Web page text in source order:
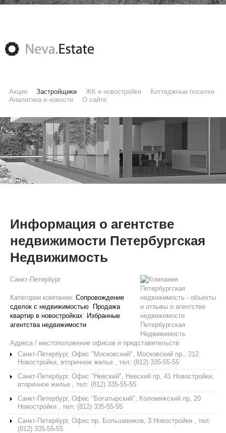
Акции Застройщики ЖК и новостройки
Коттеджные поселки
Аналитика и новости
О сайте
Информация о агентстве
недвижимости Петербургская
Недвижимость
Санкт-Петербург
Категории компании: Сопровождение
сделок с недвижимостью
Продажа
квартир в новостройках
Избранные
агентства недвижимости
Адреса / местоположение офисов и представительств
Санкт-Петербург, Офис "Московский", Московский пр., 212
Новостройки, вторичное жилье , тел: (812) 335-55-55
Санкт-Петербург, Офис "Невский", Невский пр, 41 Новостройки,
вторичное жилье , тел: (812) 335-55-55
Санкт-Петербург, Офис "Богатырский", Коломяжский пр, 20
Новостройки , тел: (812) 335-55-55
Санкт-Петербург, Офис пр. Большевиков, 3 Новостройки , тел:
(812) 335-55-55